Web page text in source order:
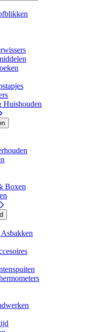
Huishouden
Boxen